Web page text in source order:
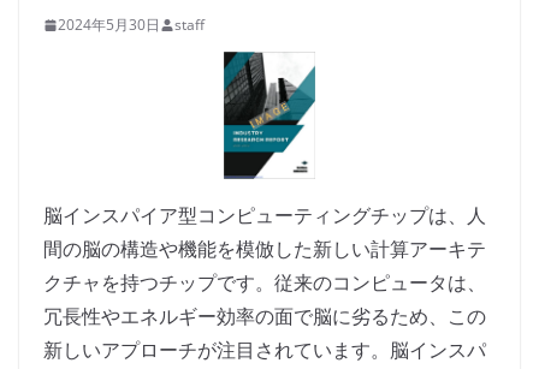
2024年5月30日 staff
脳インスパイア型コンピューティングチップは、人
間の脳の構造や機能を模倣した新しい計算アーキテ
クチャを持つチップです。従来のコンピュータは、
冗長性やエネルギー効率の面で脳に劣るため、この
新しいアプローチが注目されています。脳インスパ